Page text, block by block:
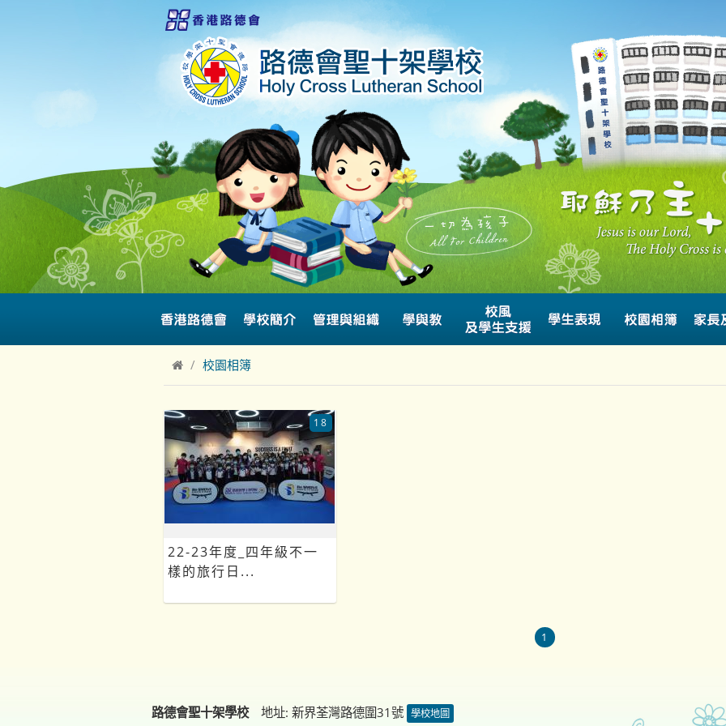
校園相簿
22-23年度_四年級不一
樣的旅行日...
18
1
路德會聖十架學校 地址: 新界荃灣路德圍31號 學校地圖